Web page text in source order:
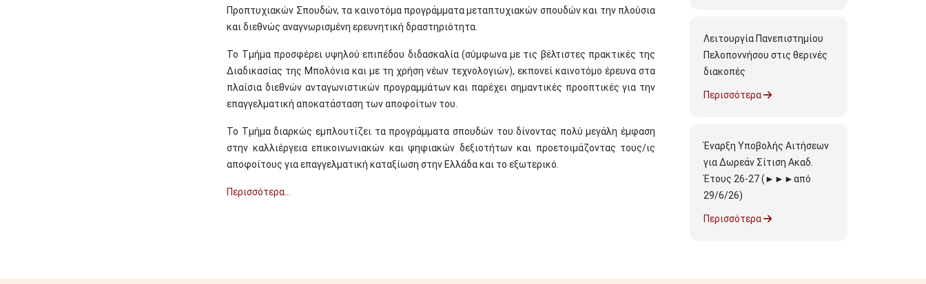
Προπτυχιακών Σπουδών, τα καινοτόμα προγράμματα μεταπτυχιακών σπουδών και την πλούσια
και διεθνώς αναγνωρισμένη ερευνητική δραστηριότητα.
Το Τμήμα προσφέρει υψηλού επιπέδου διδασκαλία (σύμφωνα με τις βέλτιστες πρακτικές της
Διαδικασίας της Μπολόνια και με τη χρήση νέων τεχνολογιών), εκπονεί καινοτόμο έρευνα στα
πλαίσια διεθνών ανταγωνιστικών προγραμμάτων και παρέχει σημαντικές προοπτικές για την
επαγγελματική αποκατάσταση των αποφοίτων του.
Το Τμήμα διαρκώς εμπλουτίζει τα προγράμματα σπουδών του δίνοντας πολύ μεγάλη έμφαση
στην καλλιέργεια επικοινωνιακών και ψηφιακών δεξιοτήτων και προετοιμάζοντας τους/ις
αποφοίτους για επαγγελματική καταξίωση στην Ελλάδα και το εξωτερικό.
Περισσότερα...
Λειτουργία Πανεπιστημίου
Πελοποννήσου στις θερινές
διακοπές
Περισσότερα
Έναρξη Υποβολής Αιτήσεων
για Δωρεάν Σίτιση Ακαδ.
Έτους 26-27 (►►►από
29/6/26)
Περισσότερα